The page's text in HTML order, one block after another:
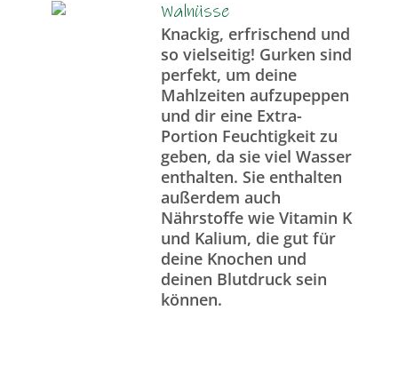
Walnüsse
Knackig, erfrischend und
so vielseitig! Gurken sind
perfekt, um deine
Mahlzeiten aufzupeppen
und dir eine Extra-
Portion Feuchtigkeit zu
geben, da sie viel Wasser
enthalten. Sie enthalten
außerdem auch
Nährstoffe wie Vitamin K
und Kalium, die gut für
deine Knochen und
deinen Blutdruck sein
können.